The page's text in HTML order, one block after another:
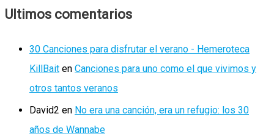
Ultimos comentarios
30 Canciones para disfrutar el verano - Hemeroteca
KillBait en Canciones para uno como el que vivimos y
otros tantos veranos
David2 en No era una canción, era un refugio: los 30
años de Wannabe